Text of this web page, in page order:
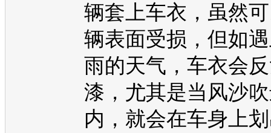
辆套上车衣，虽然
辆表面受损，但如
雨的天气，车衣会
漆，尤其是当风沙
内，就会在车身上